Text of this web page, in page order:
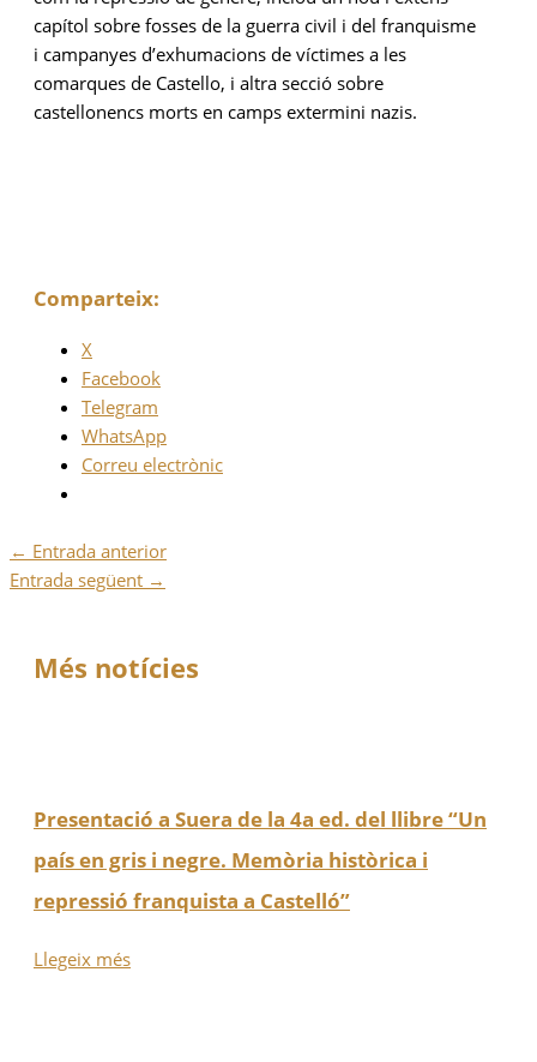
capítol sobre fosses de la guerra civil i del franquisme
i campanyes d’exhumacions de víctimes a les
comarques de Castello, i altra secció sobre
castellonencs morts en camps extermini nazis.
Comparteix:
X
Facebook
Telegram
WhatsApp
Correu electrònic
← Entrada anterior
Entrada següent →
Més notícies
Presentació a Suera de la 4a ed. del llibre “Un
país en gris i negre. Memòria històrica i
repressió franquista a Castelló”
Llegeix més